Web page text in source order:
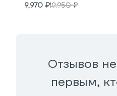
9,970 ₽19,950₽
Отзывов
первым,